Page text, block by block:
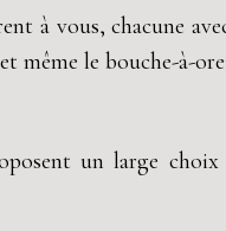
à vous, chacune
même le bouche-à-
un large